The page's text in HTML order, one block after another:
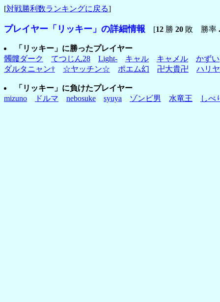
[対戦勝利数ランキングに戻る]
プレイヤー「リッキー」の詳細情報 [12 勝 20 敗 勝率
「リッキー」に勝ったプレイヤー
髑髏ダーク
てつじん28 Light- キャル キャメル
かずい
ダルタニャン†
☆ヤッチン☆ ポエム幻 卍大貴卍 ハリヤ
「リッキー」に負けたプレイヤー
mizuno
ドルマ nebosuke syuya ゾンビ男 水竜王 しべ